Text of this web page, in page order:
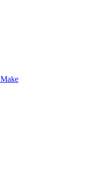
Make